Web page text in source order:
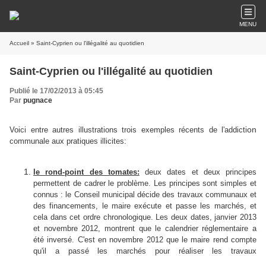
MENU
Accueil » Saint-Cyprien ou l'illégalité au quotidien
Saint-Cyprien ou l'illégalité au quotidien
Publié le 17/02/2013 à 05:45
Par pugnace
Voici entre autres illustrations trois exemples récents de l'addiction
communale aux pratiques illicites:
le rond-point des tomates: deux dates et deux principes
permettent de cadrer le problème. Les principes sont simples et
connus : le Conseil municipal décide des travaux communaux et
des financements, le maire exécute et passe les marchés, et
cela dans cet ordre chronologique. Les deux dates, janvier 2013
et novembre 2012, montrent que le calendrier réglementaire a
été inversé. C'est en novembre 2012 que le maire rend compte
qu'il a passé les marchés pour réaliser les travaux